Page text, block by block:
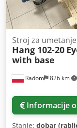
Radom 826 km
Stroj za
Hang 102-20
with base
Informacije
Stanje: dobar